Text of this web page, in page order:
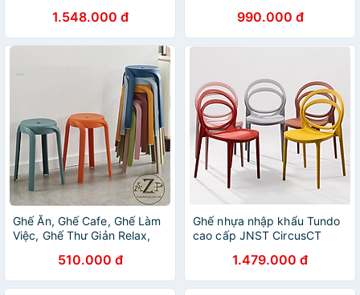
giảm độ cao cao cấp màu
đen bar chair tại hcm
1.548.000 đ
AZP-DSPC - Dòng Đương
Đại, Phân Khúc Trung Lưu
990.000 đ
Ghế Ăn, Ghế Cafe, Ghế Làm
Việc, Ghế Thư Giản Relax,
AZP-ND01 - Dòng Đương
Đại, Phân Khúc Trung Lưu
510.000 đ
Ghế nhựa nhập khẩu Tundo
cao cấp JNST CircusCT
1.479.000 đ